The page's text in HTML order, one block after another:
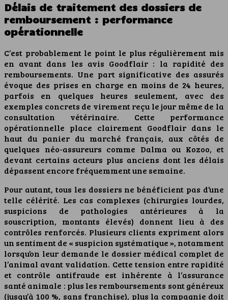
Délais de traitement des dossiers de
remboursement : performance
opérationnelle
C’est probablement le point le plus régulièrement mis
en avant dans les avis Goodflair : la rapidité des
remboursements. Une part significative des assurés
évoque des prises en charge en moins de 24 heures,
parfois en quelques heures seulement, avec des
exemples concrets de virement reçu le jour même de la
consultation vétérinaire. Cette performance
opérationnelle place clairement Goodflair dans le
haut du panier du marché français, aux côtés de
quelques néo-assureurs comme Dalma ou Kozoo, et
devant certains acteurs plus anciens dont les délais
dépassent encore fréquemment une semaine.
Pour autant, tous les dossiers ne bénéficient pas d’une
telle célérité. Les cas complexes (chirurgies lourdes,
suspicions de pathologies antérieures à la
souscription, montants élevés) donnent lieu à des
contrôles renforcés. Plusieurs clients expriment alors
un sentiment de « suspicion systématique », notamment
lorsqu’on leur demande le dossier médical complet de
l’animal avant validation. Cette tension entre rapidité
et contrôle antifraude est inhérente à l’assurance
santé animale : plus les remboursements sont généreux
(jusqu’à 100 %, sans franchise), plus la compagnie doit